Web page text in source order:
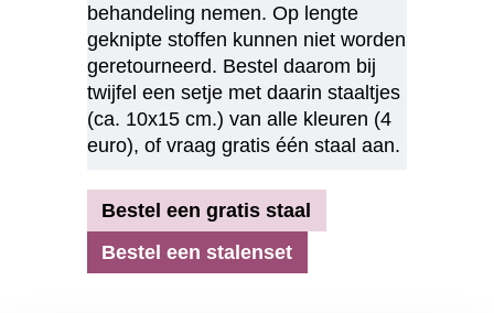
behandeling nemen. Op lengte
geknipte stoffen kunnen niet worden
geretourneerd. Bestel daarom bij
twijfel een setje met daarin staaltjes
(ca. 10x15 cm.) van alle kleuren (4
euro), of vraag gratis één staal aan.
Bestel een gratis staal
Bestel een stalenset